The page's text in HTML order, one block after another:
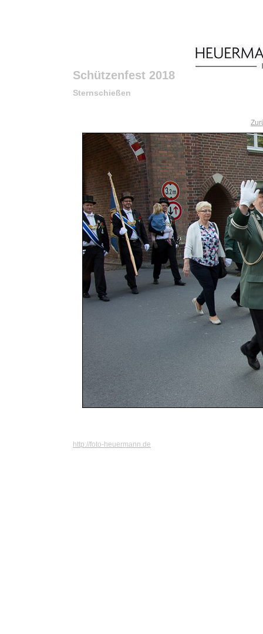
Schützenfest 2018
Sternschießen
http://foto-heuermann.de